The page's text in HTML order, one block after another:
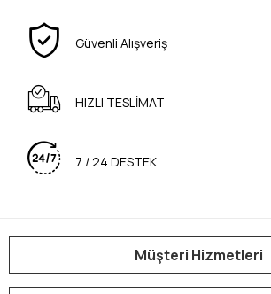
Güvenli Alışveriş
HIZLI TESLİMAT
7 / 24 DESTEK
Müşteri Hizmetleri